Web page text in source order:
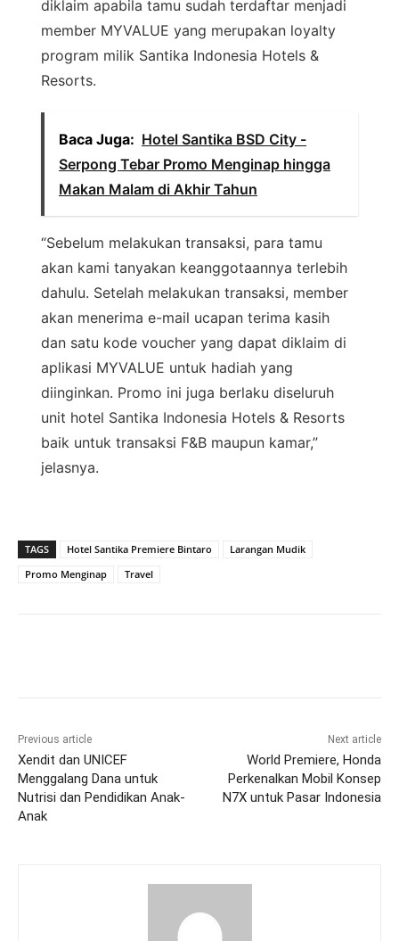
diklaim apabila tamu sudah terdaftar menjadi
member MYVALUE yang merupakan loyalty
program milik Santika Indonesia Hotels &
Resorts.
Baca Juga: Hotel Santika BSD City -
Serpong Tebar Promo Menginap hingga
Makan Malam di Akhir Tahun
“Sebelum melakukan transaksi, para tamu
akan kami tanyakan keanggotaannya terlebih
dahulu. Setelah melakukan transaksi, member
akan menerima e-mail ucapan terima kasih
dan satu kode voucher yang dapat diklaim di
aplikasi MYVALUE untuk hadiah yang
diinginkan. Promo ini juga berlaku diseluruh
unit hotel Santika Indonesia Hotels & Resorts
baik untuk transaksi F&B maupun kamar,”
jelasnya.
TAGS Hotel Santika Premiere Bintaro
Larangan Mudik
Promo Menginap
Travel
Previous article
Xendit dan UNICEF
Menggalang Dana untuk
Nutrisi dan Pendidikan Anak-
Anak
Next article
World Premiere, Honda
Perkenalkan Mobil Konsep
N7X untuk Pasar Indonesia